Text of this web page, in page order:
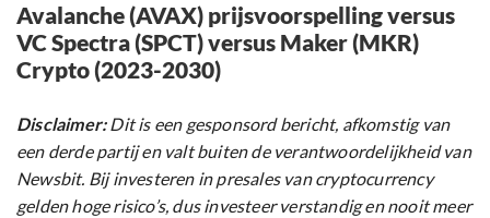
Avalanche (AVAX) prijsvoorspelling versus
VC Spectra (SPCT) versus Maker (MKR)
Crypto (2023-2030)
Disclaimer:Dit is een gesponsord bericht, afkomstig van
een derde partij en valt buiten de verantwoordelijkheid van
Newsbit. Bij investeren in presales van cryptocurrency
gelden hoge risico’s, dus investeer verstandig en nooit meer